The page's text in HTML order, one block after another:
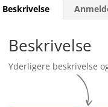
Beskrivelse
Beskrivelse
Yderligere beskrivelse